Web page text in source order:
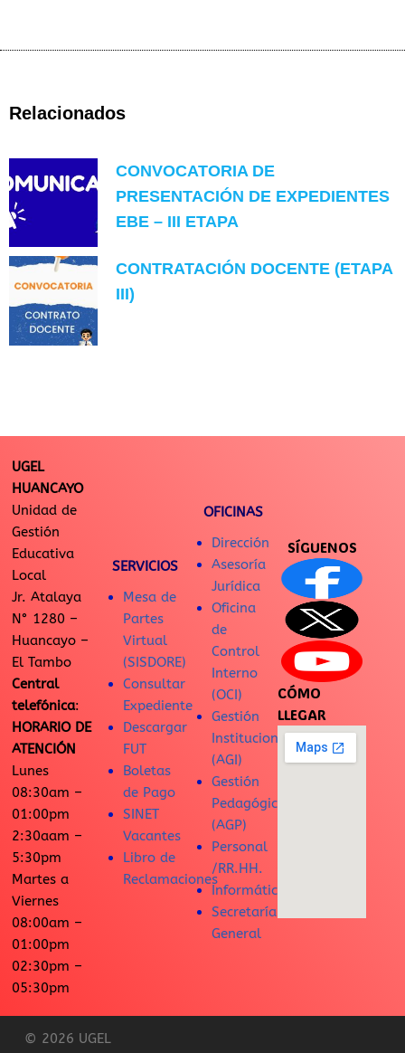
Relacionados
CONVOCATORIA DE
PRESENTACIÓN DE EXPEDIENTES
EBE – III ETAPA
CONTRATACIÓN DOCENTE (ETAPA
III)
UGEL
HUANCAYO
Unidad de
Gestión
Educativa
Local
Jr. Atalaya
N° 1280 –
Huancayo –
El Tambo
Central
telefónica:
HORARIO DE
ATENCIÓN
Lunes
08:30am –
01:00pm
2:30aam –
5:30pm
Martes a
Viernes
08:00am –
01:00pm
02:30pm –
05:30pm
SERVICIOS
Mesa de
Partes
Virtual
(SISDORE)
Consultar
Expediente
Descargar
FUT
Boletas
de Pago
SINET
Vacantes
Libro de
Reclamaciones
OFICINAS
Dirección
Asesoría
Jurídica
Oficina
de
Control
Interno
(OCI)
Gestión
Institucional
(AGI)
Gestión
Pedagógica
(AGP)
Personal
/RR.HH.
Informática
Secretaría
General
SÍGUENOS
CÓMO
LLEGAR
© 2026 UGEL